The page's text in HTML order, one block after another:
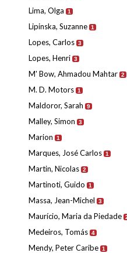
Lima, Olga 1
Lipinska, Suzanne 1
Lopes, Carlos 3
Lopes, Henri 3
M' Bow, Ahmadou Mahtar 2
M. D. Motors 1
Maldoror, Sarah 9
Malley, Simon 3
Marion 1
Marques, José Carlos 1
Martin, Nicolas 2
Martinoti, Guido 1
Massa, Jean-Michel 3
Maurício, Maria da Piedade
Medeiros, Tomás 4
Mendy, Peter Caribe 1